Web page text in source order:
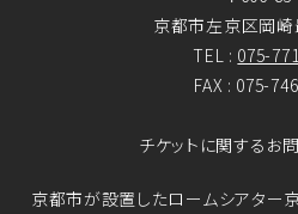
京都市左京区岡
TEL : 075-
FAX : 075-
チケットに関するお
京都市が設置したロームシアター